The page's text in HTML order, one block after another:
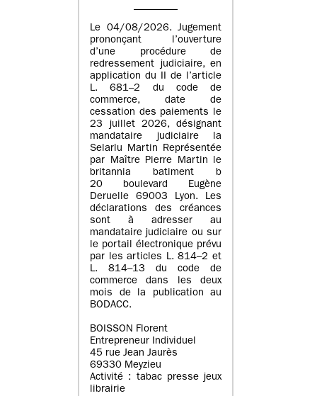
Le 04/08/2026. Jugement
prononçant l’ouverture
d’une procédure de
redressement judiciaire, en
application du II de l’article
L. 681–2 du code de
commerce, date de
cessation des paiements le
23 juillet 2026, désignant
mandataire judiciaire la
Selarlu Martin Représentée
par Maître Pierre Martin le
britannia batiment b
20 boulevard Eugène
Deruelle 69003 Lyon. Les
déclarations des créances
sont à adresser au
mandataire judiciaire ou sur
le portail électronique prévu
par les articles L. 814–2 et
L. 814–13 du code de
commerce dans les deux
mois de la publication au
BODACC.
BOISSON Florent
Entrepreneur Individuel
45 rue Jean Jaurès
69330 Meyzieu
Activité : tabac presse jeux
librairie